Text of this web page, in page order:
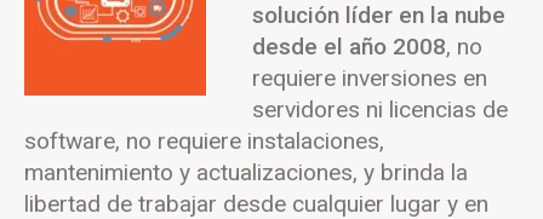
solución líder en la nube
desde el año 2008, no
requiere inversiones en
servidores ni licencias de
software, no requiere instalaciones,
mantenimiento y actualizaciones, y brinda la
libertad de trabajar desde cualquier lugar y en